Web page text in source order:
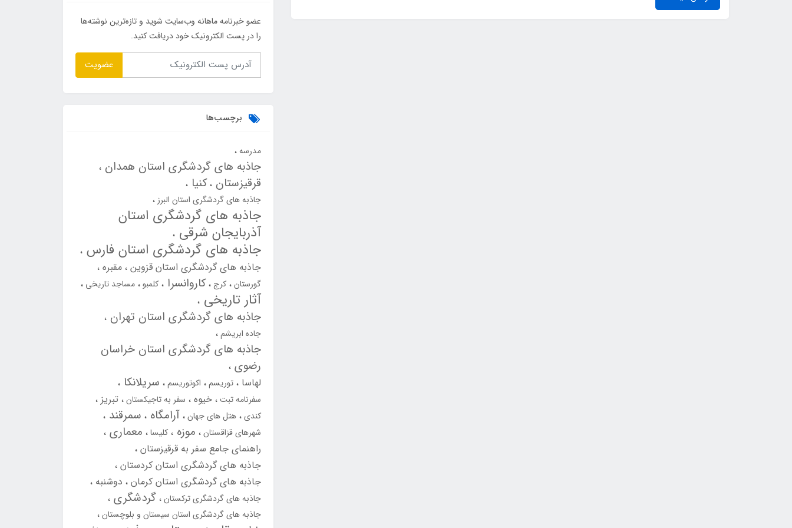
عضو خبرنامه ماهانه وب‌سایت شوید و تازه‌ترین نوشته‌ها
را در پست الکترونیک خود دریافت کنید.
عضویت
برچسب‌ها
مدرسه
جاذبه های گردشگری استان همدان
قرقیزستان کنیا
جاذبه های گردشگری استان البرز
جاذبه های گردشگری استان
آذربایجان شرقی
جاذبه های گردشگری استان فارس
جاذبه های گردشگری استان قزوین مقبره
گورستان کرج کاروانسرا کلمبو مساجد تاریخی
آثار تاریخی
جاذبه های گردشگری استان تهران
جاده ابریشم
جاذبه های گردشگری استان خراسان
رضوی
لهاسا توریسم اکوتوریسم سریلانکا
سفرنامه تبت خیوه سفر به تاجیکستان تبریز
کندی هتل های جهان آرامگاه سمرقند
شهرهای قزاقستان موزه کلیسا معماری
راهنمای جامع سفر به قرقیزستان
جاذبه های گردشگری استان کردستان
جاذبه های گردشگری استان کرمان دوشنبه
جاذبه های گردشگری ترکستان گردشگری
جاذبه های گردشگری استان سیستان و بلوچستان